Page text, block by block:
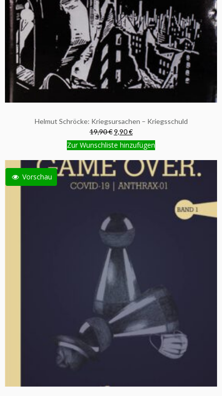
Helmut Schröcke: Kriegsursachen – Kriegsschuld
19,90 € 9,90 €
Zur Wunschliste hinzufügen
Vorschau